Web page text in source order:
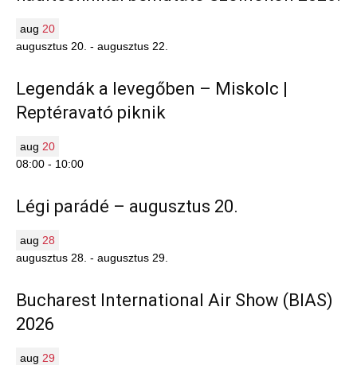
aug 20
augusztus 20. - augusztus 22.
Legendák a levegőben – Miskolc |
Reptéravató piknik
aug 20
08:00 - 10:00
Légi parádé – augusztus 20.
aug 28
augusztus 28. - augusztus 29.
Bucharest International Air Show (BIAS)
2026
aug 29